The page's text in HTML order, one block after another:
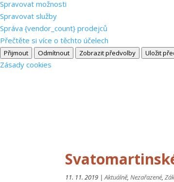
Spravovat možnosti
Spravovat služby
Správa {vendor_count} prodejců
Přečtěte si více o těchto účelech
Přijmout Odmítnout Zobrazit předvolby Uložit
Zásady cookies
11. 11. 2019 |Aktuálně,Nezařazené,